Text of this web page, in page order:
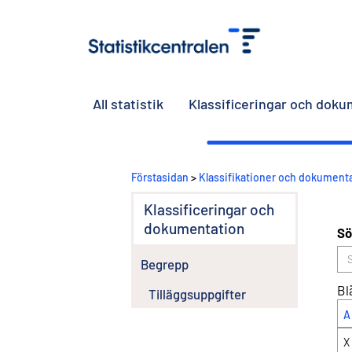
All statistik Klassificeringar och
Förstasidan > Klassifikationer och
Klassificeringar och
dokumentation
Begrepp
Tilläggsuppgifter
A
X